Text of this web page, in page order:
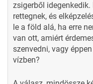
zsigerből
rettegnek, és
le a föld alá, ha erre
van ott, amiért
szenvedni, vagy
vízben?